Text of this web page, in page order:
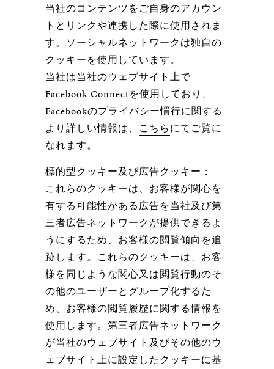
当社のコンテンツをご自身のアカウン
トとリンクや連携した際に使用されま
す。ソーシャルネットワークは独自の
クッキーを使用しています。
当社は当社のウェブサイト上で
Facebook Connectを使用しており、
Facebookのプライバシー慣行に関する
より詳しい情報は、 こちらにてご覧に
なれます。
標的型クッキー及び広告クッキー：
これらのクッキーは、お客様が関心を
有する可能性がある広告を当社及び第
三者広告ネットワークが提供できるよ
うにするため、お客様の閲覧傾向を追
跡します。これらのクッキーは、お客
様を同じような関心又は閲覧行動のそ
の他のユーザーとグループ化するた
め、お客様の閲覧履歴に関する情報を
使用します。第三者広告ネットワーク
が当社のウェブサイト及びその他のウ
ェブサイト上に設定したクッキーに基